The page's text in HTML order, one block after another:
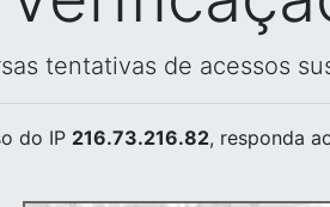
tentativas de acessos
do IP 216.73.216.82, responda